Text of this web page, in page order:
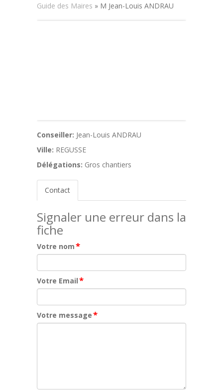
Guide des Maires » M Jean-Louis ANDRAU
Conseiller: Jean-Louis ANDRAU
Ville: REGUSSE
Délégations: Gros chantiers
Contact
Signaler une erreur dans la
fiche
Votre nom*
Votre Email*
Votre message*